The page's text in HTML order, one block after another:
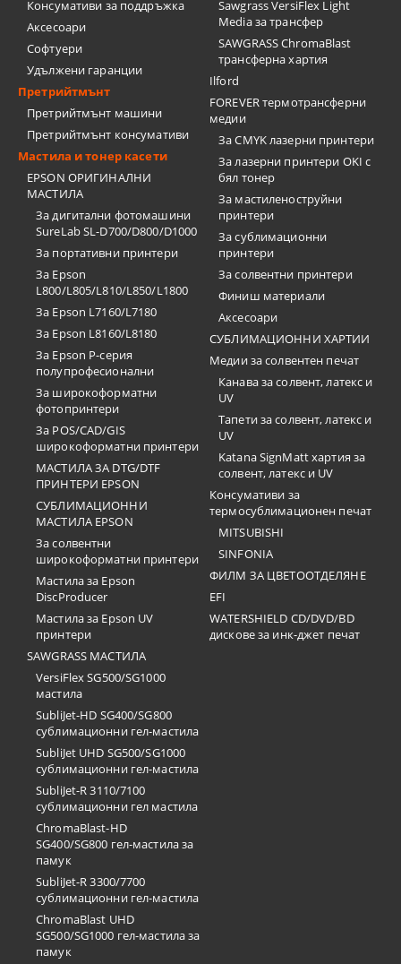
Консумативи за поддръжка
Аксесоари
Софтуери
Удължени гаранции
Претрийтмънт
Претрийтмънт машини
Претрийтмънт консумативи
Мастила и тонер касети
EPSON ОРИГИНАЛНИ
МАСТИЛА
За дигитални фотомашини
SureLab SL-D700/D800/D1000
За портативни принтери
За Epson
L800/L805/L810/L850/L1800
За Epson L7160/L7180
За Epson L8160/L8180
За Epson P-серия
полупрофесионални
За широкоформатни
фотопринтери
За POS/CAD/GIS
широкоформатни принтери
МАСТИЛА ЗА DTG/DTF
ПРИНТЕРИ EPSON
СУБЛИМАЦИОННИ
МАСТИЛА EPSON
За солвентни
широкоформатни принтери
Мастила за Epson
DiscProducer
Мастила за Epson UV
принтери
SAWGRASS МАСТИЛА
VersiFlex SG500/SG1000
мастила
SubliJet-HD SG400/SG800
сублимационни гел-мастила
SubliJet UHD SG500/SG1000
сублимационни гел-мастила
SubliJet-R 3110/7100
сублимационни гел мастила
ChromaBlast-HD
SG400/SG800 гел-мастила за
памук
SubliJet-R 3300/7700
сублимационни гел-мастила
ChromaBlast UHD
SG500/SG1000 гел-мастила за
памук
Sawgrass VersiFlex Light
Media за трансфер
SAWGRASS ChromaBlast
трансферна хартия
Ilford
FOREVER термотрансферни
медии
За CMYK лазерни принтери
За лазерни принтери OKI с
бял тонер
За мастиленоструйни
принтери
За сублимационни
принтери
За солвентни принтери
Финиш материали
Аксесоари
СУБЛИМАЦИОННИ ХАРТИИ
Медии за солвентен печат
Канава за солвент, латекс и
UV
Тапети за солвент, латекс и
UV
Katana SignMatt хартия за
солвент, латекс и UV
Консумативи за
термосублимационен печат
MITSUBISHI
SINFONIA
ФИЛМ ЗА ЦВЕТООТДЕЛЯНЕ
EFI
WATERSHIELD CD/DVD/BD
дискове за инк-джет печат